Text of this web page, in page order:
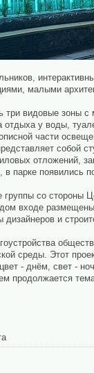
малыми
три видовые
отдыха у воды,
части
отложений,
в парке
группы со
входе
дизайнеров и
среды. Этот
- днём, свет -